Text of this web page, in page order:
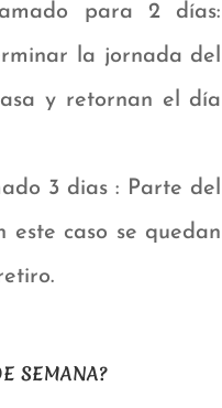
para 2 días:
la jornada del
y retornan el día
3 dias : Parte del
este caso se quedan
SEMANA?